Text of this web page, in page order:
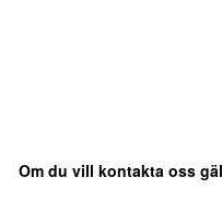
Om du vill kontakta oss